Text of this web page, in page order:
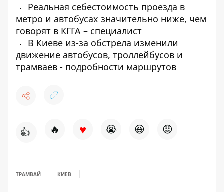
Реальная себестоимость проезда в
метро и автобусах значительно ниже, чем
говорят в КГГА – специалист
В Киеве из-за обстрела изменили
движение автобусов, троллейбусов и
трамваев - подробности маршрутов
👍 🔥 ♥ 😭 😆 😡
ТРАМВАЙ КИЕВ